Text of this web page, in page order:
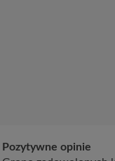
Pozytywne opinie